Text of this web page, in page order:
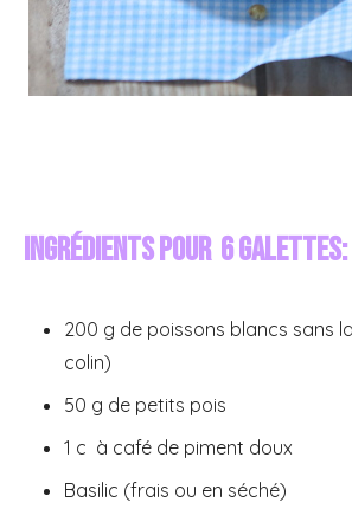
Ingrédients pour 6 galettes:
200 g de poissons blancs sans
colin)
50 g de petits pois
1 c à café de piment doux
Basilic (frais ou en séché)